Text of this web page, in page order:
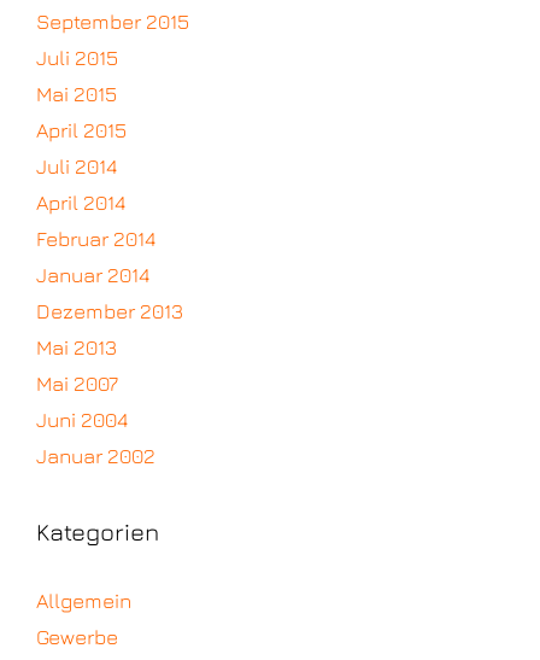
September 2015
Juli 2015
Mai 2015
April 2015
Juli 2014
April 2014
Februar 2014
Januar 2014
Dezember 2013
Mai 2013
Mai 2007
Juni 2004
Januar 2002
Kategorien
Allgemein
Gewerbe